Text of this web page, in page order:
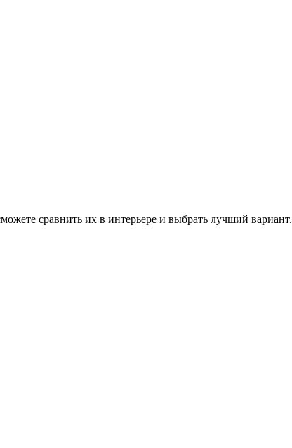
сравнить их в интерьере и выбрать лучший вариант.